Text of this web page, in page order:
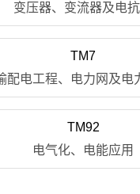
变压器、变流器及电
TM7
配电工程、电力网及电
TM92
电气化、电能应用